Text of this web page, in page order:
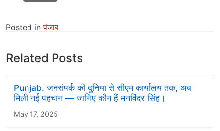
Posted inपंजाब
Related Posts
Punjab: जनसंपर्क की दुनिया से सीएम कार्यालय तक, अब
मिली नई पहचान — जानिए कौन हैं मनविंदर सिंह।
May 17, 2025